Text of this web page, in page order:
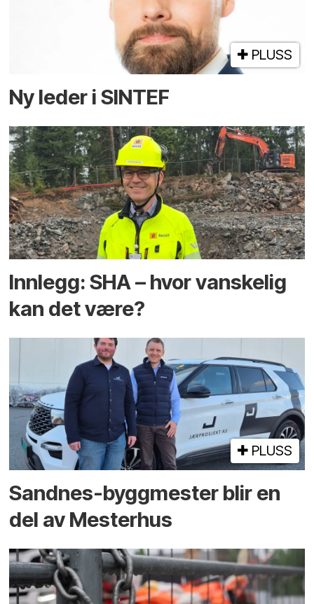
PLUSS
Ny leder i SINTEF
Innlegg: SHA – hvor vanskelig
kan det være?
PLUSS
Sandnes-byggmester blir en
del av Mesterhus